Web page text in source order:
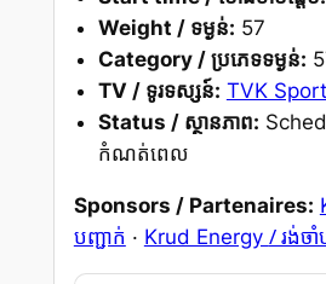
Weight / ទម្ងន់: 57
Category / ប្រភេទទម្ងន់:
TV / ទូរទស្សន៍: TVK
Status / ស្ថានភាព:
កំណត់ពេល
Sponsors / Partenaires:
បញ្ជាក់ · Krud Energy / រង់ចាំ